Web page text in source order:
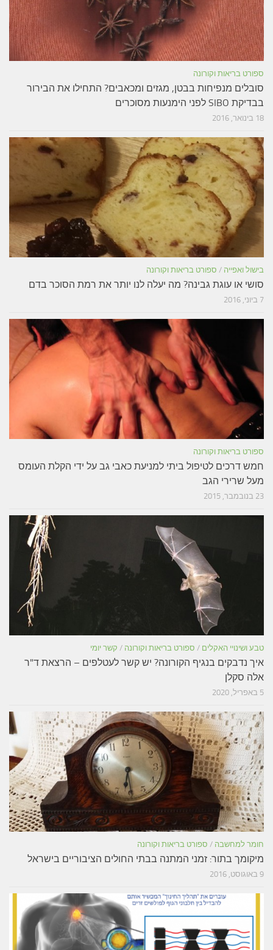
ספורט בריאות וקורונה
סובלים מנפיחות בבטן, מגזים ומכאבים? התחילו את הבירור
בבדיקת SIBO לפני הימנעות מסוכרים
18 בינואר, 2016
בישול ואפייה / ספורט בריאות וקורונה
סושי או עוגת גבינה? מה יעלה לנו יותר את רמת הסוכר בדם
7 ביוני, 2016
ספורט בריאות וקורונה
חמש דרכים לטיפול ביתי למניעת כאבי גב על ידי הקלת העומס
מעל שרירי הגב
23 בנובמבר, 2015
טבע ושינויי האקלים / ספורט בריאות וקורונה / קשר יומי
איך נדבקים בנגיף הקורונה? יש קשר לעטלפים – הרצאת ד"ר
אלה סקלן
5 באפריל, 2020
חומר למחשבה / ספורט בריאות וקורונה
מיקומך בתור: זמני המתנה בבתי החולים הציבוריים בישראל
9 באוגוסט, 2016